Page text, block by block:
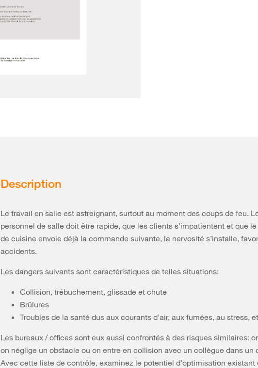
Description
Le travail en salle est astreignant, surtout au moment des coups de feu.
personnel de salle doit être rapide, que les clients s’impatientent et que
de cuisine envoie déjà la commande suivante, la nervosité s’installe,
accidents.
Les dangers suivants sont caractéristiques de telles situations:
Collision, trébuchement, glissade et chute
Brûlures
Troubles de la santé dus aux courants d’air, aux fumées, au stress,
Les bureaux / offices sont eux aussi confrontés à des risques similaires:
on néglige un obstacle ou on entre en collision avec un collègue dans un
Avec cette liste de contrôle, examinez le potentiel d’optimisation existant